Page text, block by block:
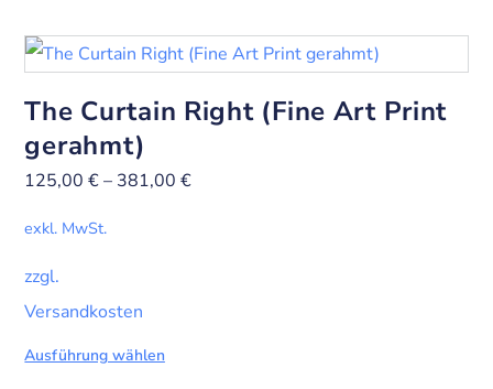
The Curtain Right (Fine Art Print
gerahmt)
125,00€– 381,00€
exkl. MwSt.
zzgl.
Versandkosten
Ausführung wählen